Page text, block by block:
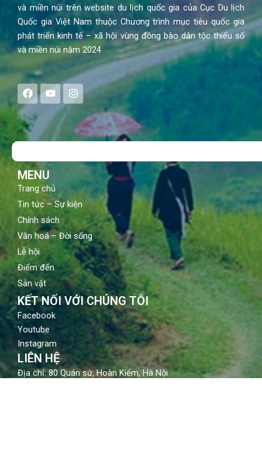
và miền núi trên website du lịch quốc gia của Cục Du lịch
Quốc gia Việt Nam thuộc Chương trình mục tiêu quốc gia
phát triển kinh tế – xã hội vùng đồng bào dân tộc thiểu số
và miền núi năm 2024
F
a
c
e
b
o
Y
o
u
t
u
b
I
n
s
a
g
Search
MENU
Trang chủ
Tin tức – Sự kiện
Chính sách
Văn hoá – Đời sống
Lễ hội
Điểm đến
Sản vật
KẾT NỐI VỚI CHÚNG TÔI
Facebook
Youtube
Instagram
LIÊN HỆ
Địa chỉ: 80 Quán sứ, Hoàn Kiếm, Hà Nội